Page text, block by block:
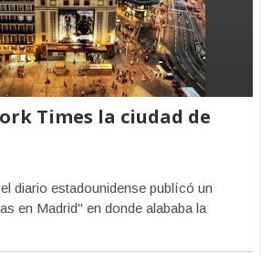
Times la ciudad de
diario estadounidense publícó un
en Madrid" en donde alababa la